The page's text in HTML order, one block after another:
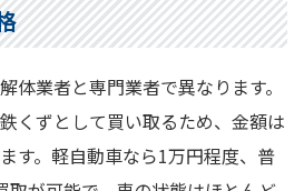
体業者と専門業者で異なります。
くずとして買い取るため、金額は
す。軽自動車なら1万円程度、普